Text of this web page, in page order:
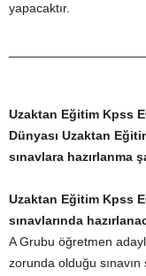
yapacaktır.
Uzaktan Eğitim Kpss
Dünyası Uzaktan
sınavlara hazırlanma
Uzaktan Eğitim Kpss
sınavlarında
A Grubu öğretmen
zorunda olduğu sınavın